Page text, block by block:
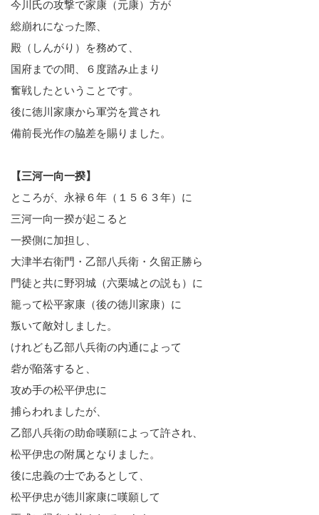
今川氏の攻撃で家康（元康）方が
総崩れになった際、
殿（しんがり）を務めて、
国府までの間、６度踏み止まり
奮戦したということです。
後に徳川家康から軍労を賞され
備前長光作の脇差を賜りました。
【三河一向一揆】
ところが、永禄６年（１５６３年）に
三河一向一揆が起こると
一揆側に加担し、
大津半右衛門・乙部八兵衛・久留正勝ら
門徒と共に野羽城（六栗城との説も）に
籠って松平家康（後の徳川家康）に
叛いて敵対しました。
けれども乙部八兵衛の内通によって
砦が陥落すると、
攻め手の松平伊忠に
捕らわれましたが、
乙部八兵衛の助命嘆願によって許され、
松平伊忠の附属となりました。
後に忠義の士であるとして、
松平伊忠が徳川家康に嘆願して